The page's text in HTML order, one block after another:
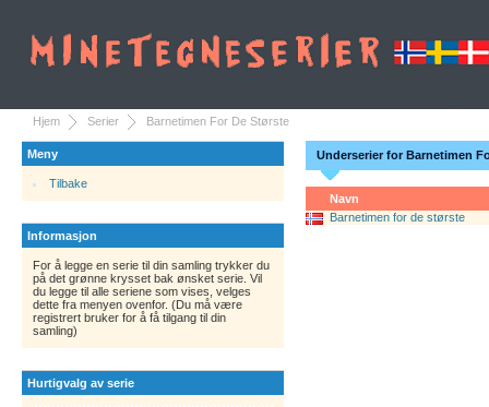
Hjem Serier Barnetimen For De Største
Meny
Tilbake
Informasjon
For å legge en serie til din samling trykker du
på det grønne krysset bak ønsket serie. Vil
du legge til alle seriene som vises, velges
dette fra menyen ovenfor. (Du må være
registrert bruker for å få tilgang til din
samling)
Hurtigvalg av serie
Underserier for Barnetimen
Navn
Barnetimen for de største